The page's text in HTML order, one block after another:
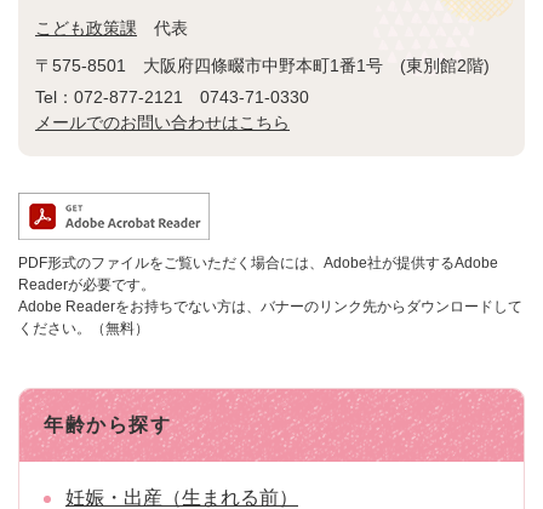
こども政策課
代表
〒575-8501
大阪府四條畷市中野本町1番1号 (東別館2階)
Tel：072-877-2121 0743-71-0330
メールでのお問い合わせはこちら
PDF形式のファイルをご覧いただく場合には、Adobe社が提供するAdobe
Readerが必要です。
Adobe Readerをお持ちでない方は、バナーのリンク先からダウンロードして
ください。（無料）
年齢から探す
妊娠・出産（生まれる前）